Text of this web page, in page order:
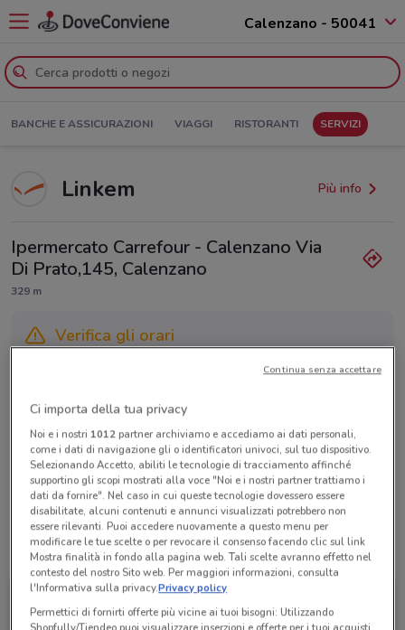
Calenzano - 50041
BANCHE E ASSICURAZIONI VIAGGI RISTORANTI SERVIZI
Linkem Più info
Ipermercato Carrefour - Calenzano Via
Di Prato,145, Calenzano
329 m
Verifica gli orari
Gli orari dei negozi possono variare in base agli ultimi
chiamando il negozio.
Lunedì n.d.
Martedì n.d.
Mercoledì n.d.
Giovedì n.d.
Venerdì n.d.
Sabato n.d.
Domenica n.d.
Tutte le promozioni di questo negozio
Ci importa della tua privacy
Noi e i nostri 1012partner archiviamo e accediamo ai dati personali,
come i dati di navigazione gli o identificatori univoci, sul tuo dispositivo.
Selezionando Accetto, abiliti le tecnologie di tracciamento affinché
supportino gli scopi mostrati alla voce "Noi e i nostri partner trattiamo i
dati da fornire". Nel caso in cui queste tecnologie dovessero essere
disabilitate, alcuni contenuti e annunci visualizzati potrebbero non
essere rilevanti. Puoi accedere nuovamente a questo menu per
modificare le tue scelte o per revocare il consenso facendo clic sul link
Mostra finalità in fondo alla pagina web. Tali scelte avranno effetto nel
contesto del nostro Sito web. Per maggiori informazioni, consulta
l'Informativa sulla privacy.Privacy policy
Permettici di fornirti offerte più vicine ai tuoi bisogni: Utilizzando
Continua senza accettare